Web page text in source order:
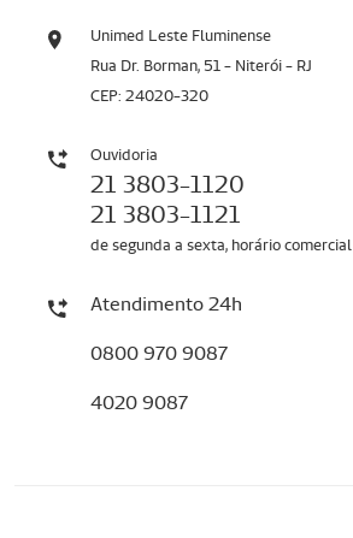
Unimed Leste Fluminense
Rua Dr. Borman, 51 - Niterói - RJ
CEP: 24020-320
Ouvidoria
21 3803-1120
21 3803-1121
de segunda a sexta, horário comercial
Atendimento 24h
0800 970 9087
4020 9087